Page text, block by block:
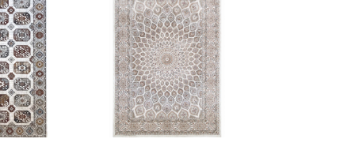
och tält
soffgrupper